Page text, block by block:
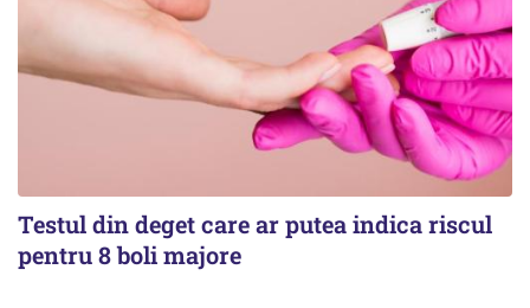
Testul din deget care ar putea indica riscul
pentru 8 boli majore